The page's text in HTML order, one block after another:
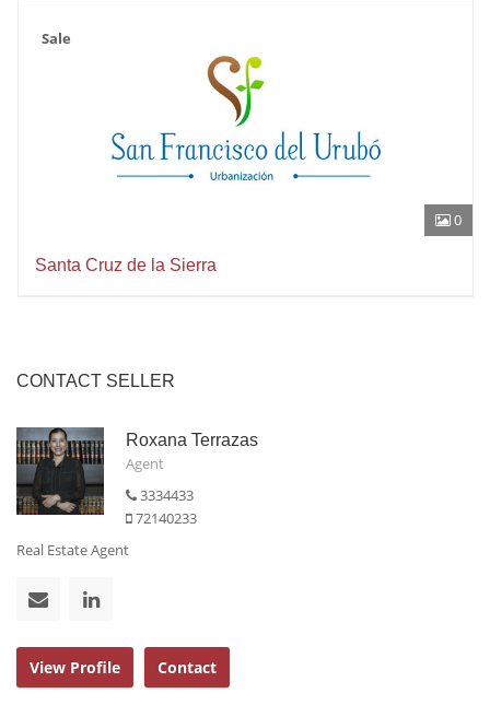
0
Sale
Santa Cruz de la Sierra
CONTACT SELLER
Roxana Terrazas
Agent
3334433
72140233
Real Estate Agent
View Profile Contact